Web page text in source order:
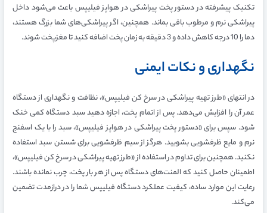
تکنیک پیشرفته در دستور پخت پیراشکی در هواپز فیلیپس باعث می‌شود داخل
پیراشکی نرم و مرطوب باقی بماند. همچنین، اگر پیراشکی‌های شما بزرگ هستند،
دما را 10 درجه کاهش داده و 3 دقیقه به زمان پخت اضافه کنید تا مغزپخت شوند.
نگهداری و نکات ایمنی
در انتهای «طرز تهیه پیراشکی در سرخ کن فیلیپس»، نظافت و نگهداری از دستگاه
عمر آن را افزایش می‌دهد. پس از اتمام پخت، اجازه دهید سبد دستگاه کمی خنک
شود. سپس برای «دستور پخت پیراشکی در هواپز فیلیپس»، سبد را با یک اسفنج
نرم و مایع ظرفشویی بشویید. هرگز از سیم ظرفشویی برای شستن سبد استفاده
نکنید. همچنین برای تداوم در استفاده از «طرز تهیه پیراشکی در سرخ کن فیلیپس»،
اطمینان حاصل کنید که المنت‌های دستگاه پس از هر بار پخت، چرب نمانده باشند.
رعایت این موارد ساده، کیفیت عملکرد دستگاه فیلیپس شما را در درازمدت تضمین
می‌کند.